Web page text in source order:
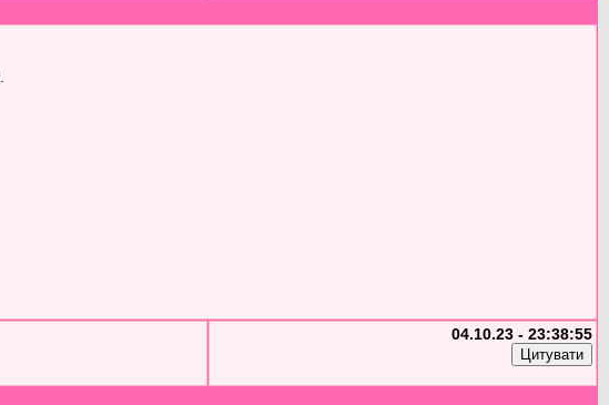
04.10.23 - 23:38:55